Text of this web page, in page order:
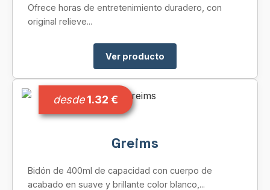
Ofrece horas de entretenimiento duradero, con
original relieve...
Ver producto
desde1.32 €
Greims
Bidón de 400ml de capacidad con cuerpo de
acabado en suave y brillante color blanco,...